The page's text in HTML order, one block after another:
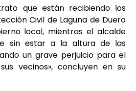
que están recibiendo los
Civil de Laguna de Duero
local, mientras el alcalde
sin estar a la altura de las
un grave perjuicio para el
vecinos», concluyen en su